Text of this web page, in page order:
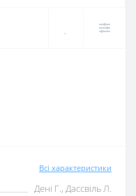
Всі характеристики
Дені Г., Дассвіль Л.